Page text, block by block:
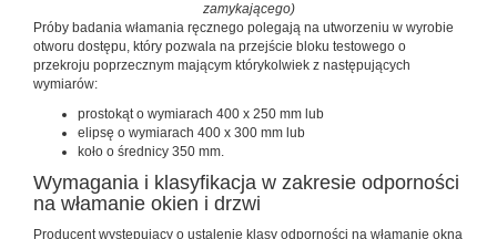
zamykającego)
Próby badania włamania ręcznego polegają na utworzeniu w wyrobie
otworu dostępu, który pozwala na przejście bloku testowego o
przekroju poprzecznym mającym którykolwiek z następujących
wymiarów:
prostokąt o wymiarach 400 x 250 mm lub
elipsę o wymiarach 400 x 300 mm lub
koło o średnicy 350 mm.
Wymagania i klasyfikacja w zakresie odporności
na włamanie okien i drzwi
Producent występujący o ustalenie klasy odporności na włamanie okna